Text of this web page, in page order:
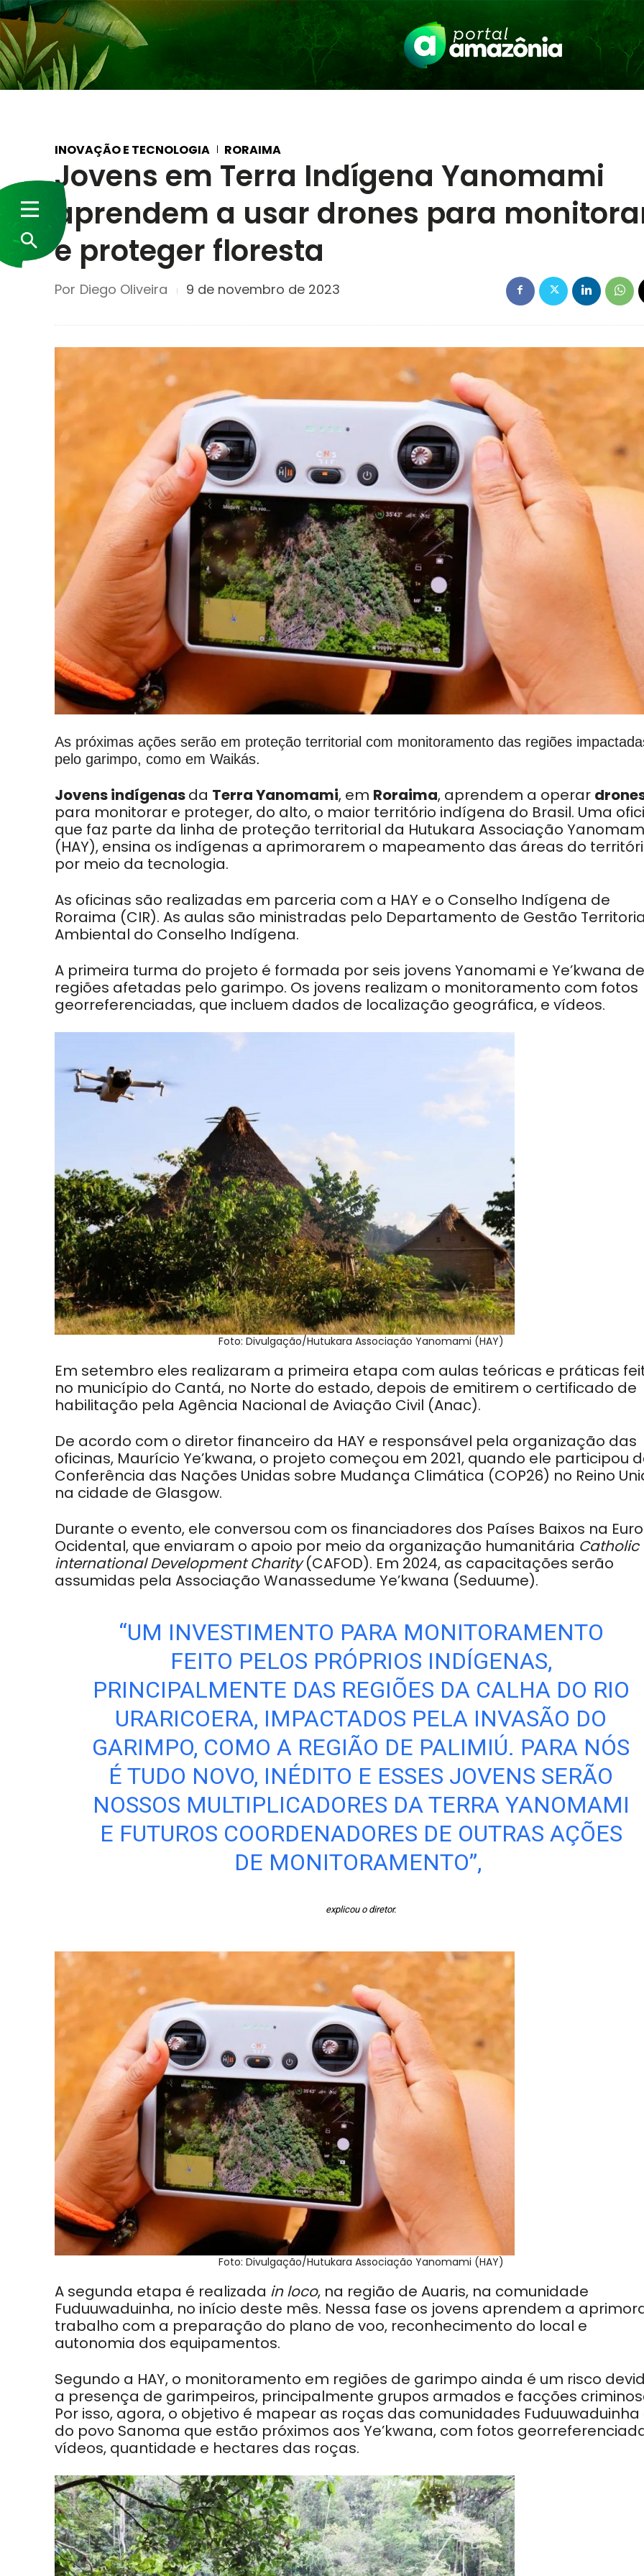
INOVAÇÃO E TECNOLOGIA RORAIMA
Jovens em Terra Indígena Yanomami
aprendem a usar drones para
e proteger floresta
Por Diego Oliveira 9 de novembro de 2023
As próximas ações serão em proteção territorial com monitoramento das regiões
pelo garimpo, como em Waikás.
Jovens indígenasda Terra Yanomami, em Roraima, aprendem a operar
para monitorar e proteger, do alto, o maior território indígena do Brasil. Uma
que faz parte da linha de proteção territorial da Hutukara Associação
(HAY), ensina os indígenas a aprimorarem o mapeamento das áreas do
por meio da tecnologia.
As oficinas são realizadas em parceria com a HAY e o Conselho Indígena de
Roraima (CIR). As aulas são ministradas pelo Departamento de Gestão
Ambiental do Conselho Indígena.
A primeira turma do projeto é formada por seis jovens Yanomami e Ye’kwana de
regiões afetadas pelo garimpo. Os jovens realizam o monitoramento com fotos
georreferenciadas, que incluem dados de localização geográfica, e vídeos.
Foto: Divulgação/Hutukara Associação Yanomami (HAY)
Em setembro eles realizaram a primeira etapa com aulas teóricas e práticas
no município do Cantá, no Norte do estado, depois de emitirem o certificado de
habilitação pela Agência Nacional de Aviação Civil (Anac).
De acordo com o diretor financeiro da HAY e responsável pela organização das
oficinas, Maurício Ye’kwana, o projeto começou em 2021, quando ele participou
Conferência das Nações Unidas sobre Mudança Climática (COP26) no Reino
na cidade de Glasgow.
Durante o evento, ele conversou com os financiadores dos Países Baixos na
Ocidental, que enviaram o apoio por meio da organização humanitária Catholic
international Development Charity(CAFOD). Em 2024, as capacitações serão
assumidas pela Associação Wanassedume Ye’kwana (Seduume).
“UM INVESTIMENTO PARA MONITORAMENTO
FEITO PELOS PRÓPRIOS INDÍGENAS,
PRINCIPALMENTE DAS REGIÕES DA CALHA DO RIO
URARICOERA, IMPACTADOS PELA INVASÃO DO
GARIMPO, COMO A REGIÃO DE PALIMIÚ. PARA NÓS
É TUDO NOVO, INÉDITO E ESSES JOVENS SERÃO
NOSSOS MULTIPLICADORES DA TERRA YANOMAMI
E FUTUROS COORDENADORES DE OUTRAS AÇÕES
DE MONITORAMENTO”,
explicou o diretor.
Foto: Divulgação/Hutukara Associação Yanomami (HAY)
A segunda etapa é realizada in loco, na região de Auaris, na comunidade
Fuduuwaduinha, no início deste mês. Nessa fase os jovens aprendem a
trabalho com a preparação do plano de voo, reconhecimento do local e
autonomia dos equipamentos.
Segundo a HAY, o monitoramento em regiões de garimpo ainda é um risco
a presença de garimpeiros, principalmente grupos armados e facções
Por isso, agora, o objetivo é mapear as roças das comunidades Fuduuwaduinha
do povo Sanoma que estão próximos aos Ye’kwana, com fotos
vídeos, quantidade e hectares das roças.